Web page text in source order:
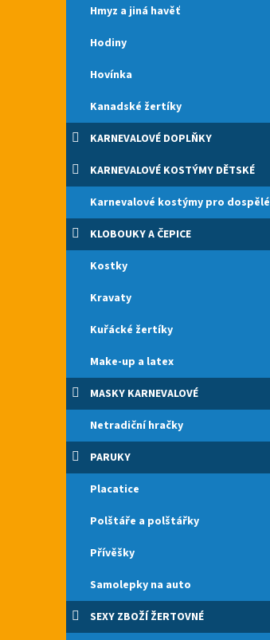
Hmyz a jiná havěť
Hodiny
Hovínka
Kanadské žertíky
KARNEVALOVÉ DOPLŇKY
KARNEVALOVÉ KOSTÝMY DĚTSKÉ
Karnevalové kostýmy pro dospělé
KLOBOUKY A ČEPICE
Kostky
Kravaty
Kuřácké žertíky
Make-up a latex
MASKY KARNEVALOVÉ
Netradiční hračky
PARUKY
Placatice
Polštáře a polštářky
Přívěšky
Samolepky na auto
SEXY ZBOŽÍ ŽERTOVNÉ